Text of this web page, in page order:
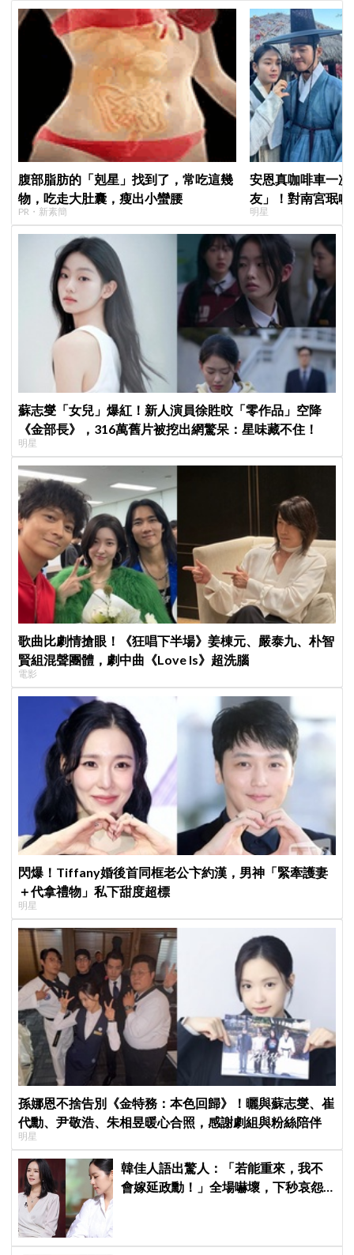
腹部脂肪的「剋星」找到了，常吃這幾
物，吃走大肚囊，瘦出小蠻腰
PR・新素簡
安恩真咖啡車一
友」！對南宮珉
提醒金大明：別
明星
蘇志燮「女兒」爆紅！新人演員徐貹旼「零作品」空降
《金部長》，316萬舊片被挖出網驚呆：星味藏不住！
明星
歌曲比劇情搶眼！《狂唱下半場》姜棟元、嚴泰九、朴智
賢組混聲團體，劇中曲《Love Is》超洗腦
電影
閃爆！Tiffany婚後首同框老公卞約漢，男神「緊牽護妻
＋代拿禮物」私下甜度超標
明星
孫娜恩不捨告別《金特務：本色回歸》！曬與蘇志燮、崔
代勳、尹敬浩、朱相昱暖心合照，感謝劇組與粉絲陪伴
明星
韓佳人語出驚人：「若能重來，我不
會嫁延政勳！」全場嚇壞，下秒哀怨